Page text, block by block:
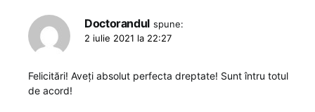
Doctorandul spune:
2 iulie 2021 la 22:27
Felicitări! Aveți absolut perfecta dreptate! Sunt întru totul
de acord!